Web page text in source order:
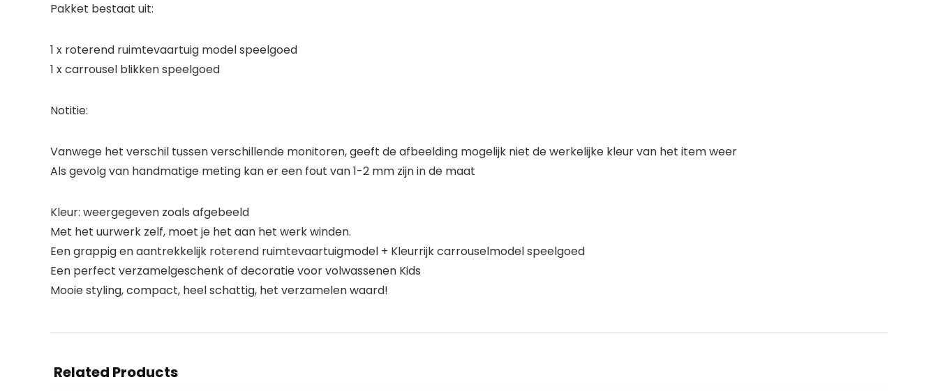
Pakket bestaat uit:
1 x roterend ruimtevaartuig model speelgoed
1 x carrousel blikken speelgoed
Notitie:
Vanwege het verschil tussen verschillende monitoren, geeft de afbeelding mogelijk niet de werkelijke kleur van het item weer
Als gevolg van handmatige meting kan er een fout van 1-2 mm zijn in de maat
Kleur: weergegeven zoals afgebeeld
Met het uurwerk zelf, moet je het aan het werk winden.
Een grappig en aantrekkelijk roterend ruimtevaartuigmodel + Kleurrijk carrouselmodel speelgoed
Een perfect verzamelgeschenk of decoratie voor volwassenen Kids
Mooie styling, compact, heel schattig, het verzamelen waard!
Related Products